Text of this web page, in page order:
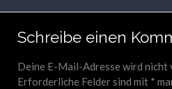
Schreibe einen
Deine E-Mail-Adresse wird
Erforderliche Felder sind mit *